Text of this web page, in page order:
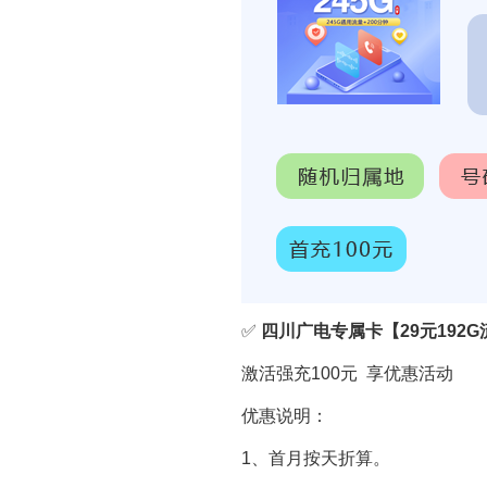
✅ 四川广电专属卡【29元192G
激活强充100元 享优惠活动
优惠说明：
1、首月按天折算。